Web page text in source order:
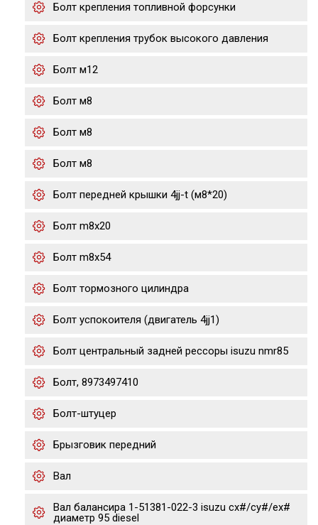
Болт крепления топливной форсунки
Болт крепления трубок высокого давления
Болт м12
Болт м8
Болт м8
Болт м8
Болт передней крышки 4jj-t (м8*20)
Болт m8x20
Болт m8x54
Болт тормозного цилиндра
Болт успокоителя (двигатель 4jj1)
Болт центральный задней рессоры isuzu nmr85
Болт, 8973497410
Болт-штуцер
Брызговик передний
Вал
Вал балансира 1-51381-022-3 isuzu cx#/cy#/ex#
диаметр 95 diesel